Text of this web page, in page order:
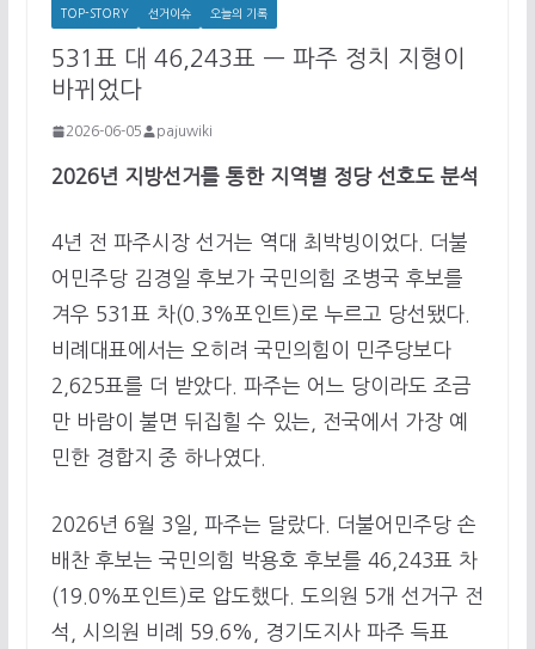
TOP-STORY 선거이슈 오늘의 기록
531표 대 46,243표 — 파주 정치 지형이
바뀌었다
2026-06-05 pajuwiki
2026년 지방선거를 통한 지역별 정당 선호도 분석
4년 전 파주시장 선거는 역대 최박빙이었다. 더불
어민주당 김경일 후보가 국민의힘 조병국 후보를
겨우 531표 차(0.3%포인트)로 누르고 당선됐다.
비례대표에서는 오히려 국민의힘이 민주당보다
2,625표를 더 받았다. 파주는 어느 당이라도 조금
만 바람이 불면 뒤집힐 수 있는, 전국에서 가장 예
민한 경합지 중 하나였다.
2026년 6월 3일, 파주는 달랐다. 더불어민주당 손
배찬 후보는 국민의힘 박용호 후보를 46,243표 차
(19.0%포인트)로 압도했다. 도의원 5개 선거구 전
석, 시의원 비례 59.6%, 경기도지사 파주 득표